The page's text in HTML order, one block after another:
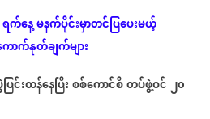
ရက်နေ့မနက်ပိုင်းမှာတင်ပြပေးမယ့်
ာက်နုတ်ချက်များ
င်းထန်နေပြီးစစ်ကောင်စီတပ်ဖွဲ့ဝင်၂၀